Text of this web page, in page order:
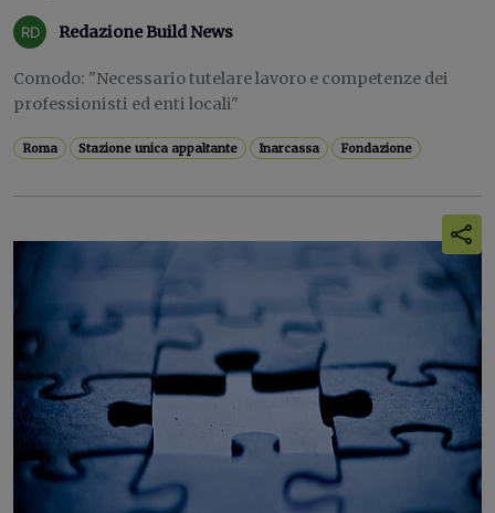
Redazione Build News
Comodo: "Necessario tutelare lavoro e competenze dei
professionisti ed enti locali"
Roma Stazione unica appaltante Inarcassa Fondazione